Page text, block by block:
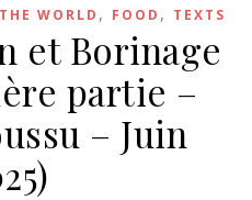
WORLD , FOOD , TEXTS
et Borinage
partie –
– Juin